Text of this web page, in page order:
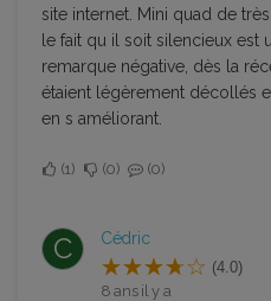
site internet. Mini quad de
le fait qu il soit silencieux est
remarque négative, dès la
étaient légèrement décollés
en s améliorant.
1 0 0
C Cédric
(4.0)
8 ans il y a